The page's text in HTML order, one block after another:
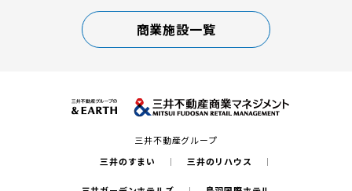
商業施設一覧
三井不動産グループ
三井のすまい
三井のリハウス